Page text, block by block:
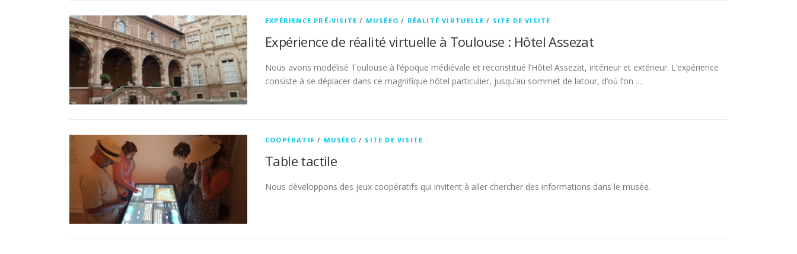
EXPÉRIENCE PRÉ-VISITE / MUSÉEO / RÉALITÉ VIRTUELLE / SITE DE VISITE
Expérience de réalité virtuelle à Toulouse : Hôtel Assezat
Nous avons modélisé Toulouse à l’époque médiévale et reconstitué l’Hôtel Assezat, intérieur et extérieur. L’expérience
consiste à se déplacer dans ce magnifique hôtel particulier, jusqu’au sommet de latour, d’où l’on …
COOPÉRATIF / MUSÉEO / SITE DE VISITE
Table tactile
Nous développons des jeux coopératifs qui invitent à aller chercher des informations dans le musée.